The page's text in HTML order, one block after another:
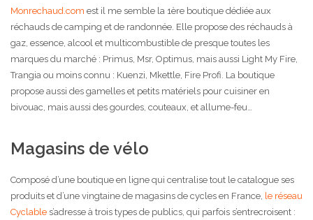
Monrechaud.com est il me semble la 1ère boutique dédiée aux
réchauds de camping et de randonnée. Elle propose des réchauds à
gaz, essence, alcool et multicombustible de presque toutes les
marques du marché : Primus, Msr, Optimus, mais aussi Light My Fire,
Trangia ou moins connu : Kuenzi, Mkettle, Fire Profi. La boutique
propose aussi des gamelles et petits matériels pour cuisiner en
bivouac, mais aussi des gourdes, couteaux, et allume-feu…
Magasins de vélo
Composé d’une boutique en ligne qui centralise tout le catalogue ses
produits et d’une vingtaine de magasins de cycles en France, le réseau
Cyclable s’adresse à trois types de publics, qui parfois s’entrecroisent :